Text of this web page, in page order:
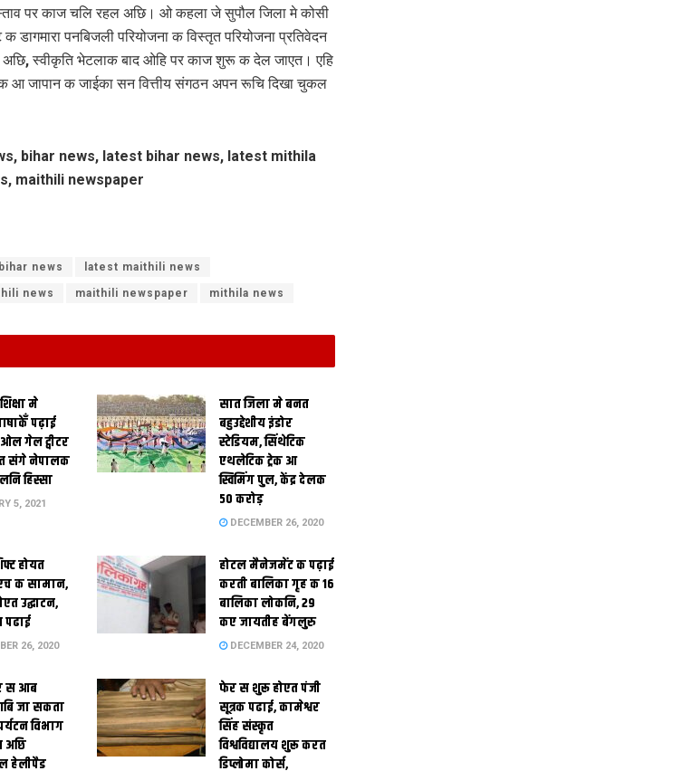
पर काज चलि रहल अछि। ओ कहला जे सुपौल जिला मे कोसी
क डागमारा पनबिजली परियोजना क विस्तृत परियोजना प्रतिवेदन
स्वीकृति भेटलाक बाद ओहि पर काज शुरू क देल जाएत। एहि
आ जापान क जाईका सन वित्तीय संगठन अपन रूचि दिखा चुकल
bihar news, latest bihar news, latest mithila
maithili newspaper
news latest maithili news
news maithili newspaper mithila news
मे
पढ़ाई
गेल ट्वीटर
संगे नेपालक
हिस्सा
5, 2021
सात जिला मे बनत
बहुउद्देशीय इंडोर
स्‍टेडि‍यम, सिंथेटिक
एथलेटिक ट्रेक आ
स्विमिंग पुल, केंद्र देलक
50 करोड़
DECEMBER 26, 2020
होयत
क सामान,
उद्घाटन,
पढाई
26, 2020
होटल मैनेजमेंट क पढ़ाई
करती बालिका गृह क 16
बालिका लोकनि, 29
कए जायतीह बेंगलुरु
DECEMBER 24, 2020
स आब
जा सकता
विभाग
अछि
हेलीपैड
फेर स शुरू होएत पंजी
सूत्रक पढाई, कामेश्वर
सिंह संस्कृत
विश्वविद्यालय शुरू करत
डिप्लोमा कोर्स,